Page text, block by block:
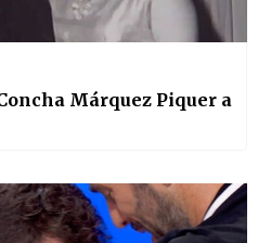
Márquez Piquer a